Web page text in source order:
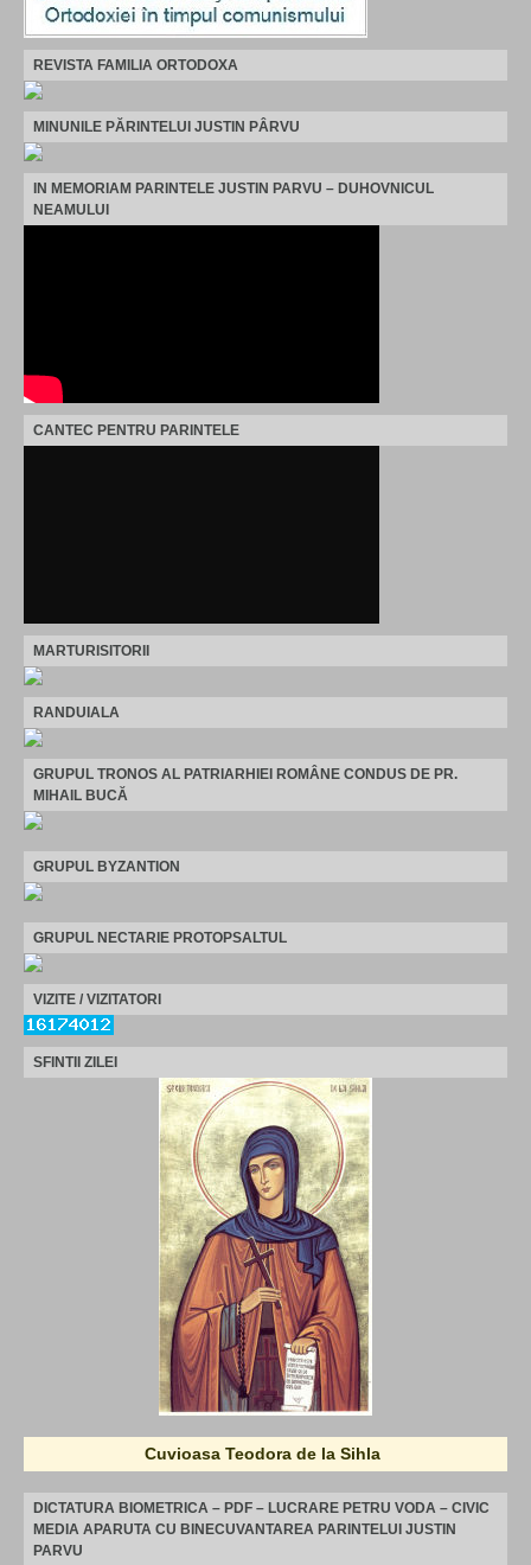
REVISTA FAMILIA ORTODOXA
MINUNILE PĂRINTELUI JUSTIN PÂRVU
IN MEMORIAM PARINTELE JUSTIN PARVU – DUHOVNICUL
NEAMULUI
CANTEC PENTRU PARINTELE
MARTURISITORII
RANDUIALA
GRUPUL TRONOS AL PATRIARHIEI ROMÂNE CONDUS DE PR.
MIHAIL BUCĂ
GRUPUL BYZANTION
GRUPUL NECTARIE PROTOPSALTUL
VIZITE / VIZITATORI
SFINTII ZILEI
Cuvioasa Teodora de la Sihla
DICTATURA BIOMETRICA – PDF – LUCRARE PETRU VODA – CIVIC
MEDIA APARUTA CU BINECUVANTAREA PARINTELUI JUSTIN
PARVU